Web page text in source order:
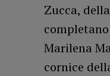
Zucca,
Marilena
cornice